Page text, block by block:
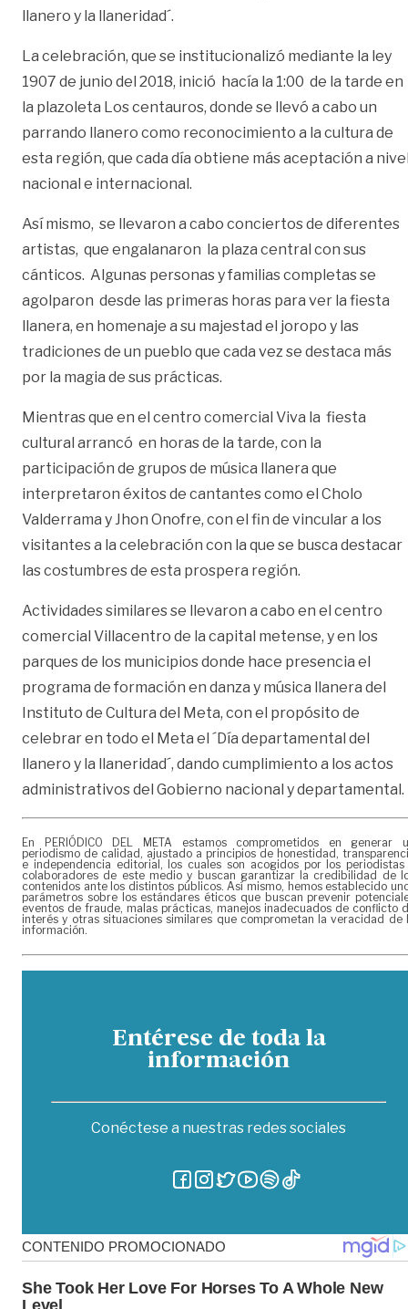
llanero y la llaneridad´.
La celebración, que se institucionalizó mediante la ley
1907 de junio del 2018, inició hacía la 1:00 de la tarde en
la plazoleta Los centauros, donde se llevó a cabo un
parrando llanero como reconocimiento a la cultura de
esta región, que cada día obtiene más aceptación a
nacional e internacional.
Así mismo, se llevaron a cabo conciertos de diferentes
artistas, que engalanaron la plaza central con sus
cánticos. Algunas personas y familias completas se
agolparon desde las primeras horas para ver la fiesta
llanera, en homenaje a su majestad el joropo y las
tradiciones de un pueblo que cada vez se destaca más
por la magia de sus prácticas.
Mientras que en el centro comercial Viva la fiesta
cultural arrancó en horas de la tarde, con la
participación de grupos de música llanera que
interpretaron éxitos de cantantes como el Cholo
Valderrama y Jhon Onofre, con el fin de vincular a los
visitantes a la celebración con la que se busca destacar
las costumbres de esta prospera región.
Actividades similares se llevaron a cabo en el centro
comercial Villacentro de la capital metense, y en los
parques de los municipios donde hace presencia el
programa de formación en danza y música llanera del
Instituto de Cultura del Meta, con el propósito de
celebrar en todo el Meta el ´Día departamental del
llanero y la llaneridad´, dando cumplimiento a los actos
administrativos del Gobierno nacional y departamental.
En PERIÓDICO DEL META estamos comprometidos en generar
periodismo de calidad, ajustado a principios de honestidad,
e independencia editorial, los cuales son acogidos por los periodistas
colaboradores de este medio y buscan garantizar la credibilidad de
contenidos ante los distintos públicos. Así mismo, hemos establecido
parámetros sobre los estándares éticos que buscan prevenir
eventos de fraude, malas prácticas, manejos inadecuados de conflicto
interés y otras situaciones similares que comprometan la veracidad de
información.
Entérese de toda la
información
Conéctese a nuestras redes sociales